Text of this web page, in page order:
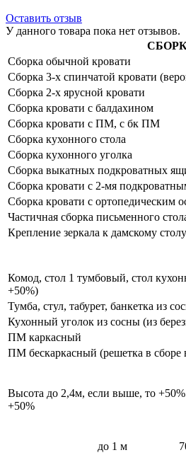
Оставить отзыв
У данного товара пока нет отзывов.
Сборка обычной кровати
Сборка 3-х спинчатой кровати
Сборка 2-х ярусной кровати
Сборка кровати с балдахином
Сборка кровати с ПМ, с бк ПМ
Сборка кухонного стола
Сборка кухонного уголка
Сборка выкатных подкроватных
Сборка кровати с 2-мя
Сборка кровати с ортопедическим
Частичная сборка письменного
Крепление зеркала к дамскому
Комод, стол 1 тумбовый, стол
+50%)
Тумба, стул, табурет, банкетка из
Кухонный уголок из сосны (из
ПМ каркасный
ПМ бескаркасный (решетка в сборе
Высота до 2,4м, если выше, то
+50%
до 1 м